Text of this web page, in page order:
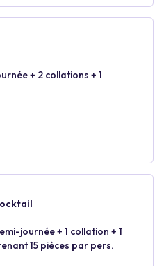
+ 2 collations + 1
journée + 1 collation + 1
15 pièces par pers.